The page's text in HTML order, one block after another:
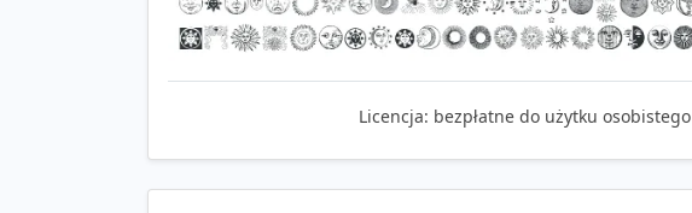
Licencja: bezpłatne do użytku osobistego